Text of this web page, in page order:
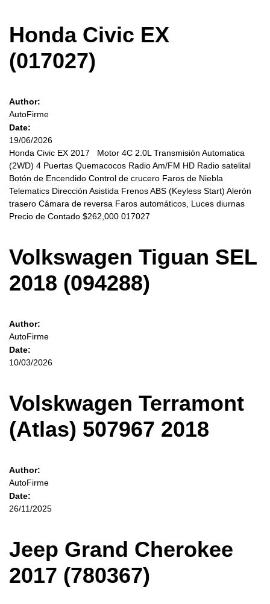
Honda Civic EX
(017027)
Author:
AutoFirme
Date:
19/06/2026
Honda Civic EX 2017 Motor 4C 2.0L Transmisión Automatica
(2WD) 4 Puertas Quemacocos Radio Am/FM HD Radio satelital
Botón de Encendido Control de crucero Faros de Niebla
Telematics Dirección Asistida Frenos ABS (Keyless Start) Alerón
trasero Cámara de reversa Faros automáticos, Luces diurnas
Precio de Contado $262,000 017027
Volkswagen Tiguan SEL
2018 (094288)
Author:
AutoFirme
Date:
10/03/2026
Volskwagen Terramont
(Atlas) 507967 2018
Author:
AutoFirme
Date:
26/11/2025
Jeep Grand Cherokee
2017 (780367)